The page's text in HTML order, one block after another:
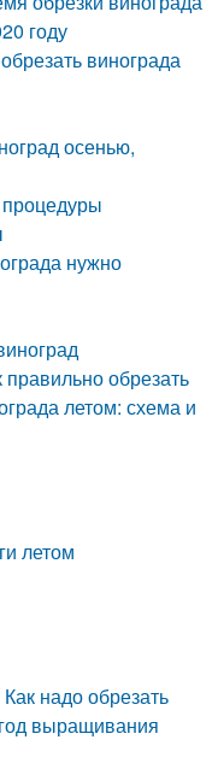
году
винограда
осенью,
нужно
обрезать
летом: схема и
летом
надо обрезать
выращивания